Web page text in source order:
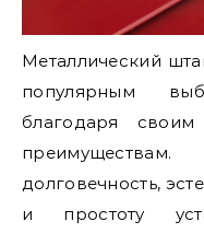
Металлический
популярным
благодаря
долговечность,
и простоту